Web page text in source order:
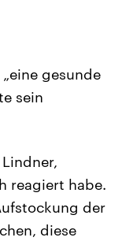
gesunde
sein
reagiert habe.
der
diese